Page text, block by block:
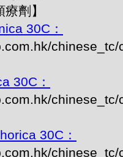
劑】
30C：
chinese_tc/
30C：
30C：
chinese_tc/